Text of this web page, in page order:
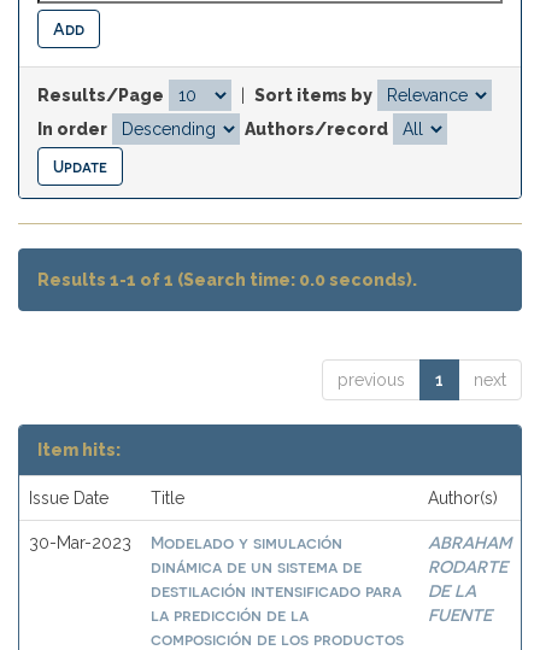
Results/Page
Sort items by
In order
Authors/record
Results 1-1 of 1 (Search time: 0.0 seconds).
previous 1 next
Item hits:
Issue Date Title Author(s)
30-Mar-2023
Modelado y simulación
dinámica de un sistema de
destilación intensificado para
la predicción de la
composición de los productos
ABRAHAM
RODARTE
DE LA
FUENTE